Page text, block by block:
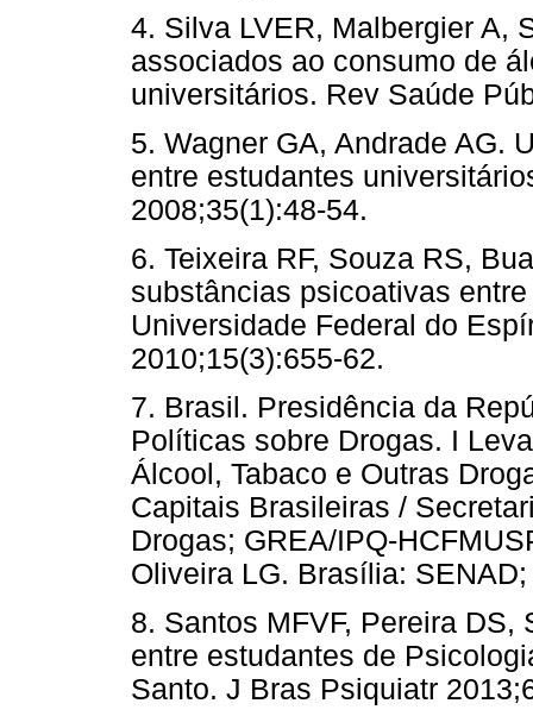
4. Silva LVER, Malbergier A,
associados ao consumo de
universitários. Rev Saúde
5. Wagner GA, Andrade AG.
entre estudantes
2008;35(1):48-54.
6. Teixeira RF, Souza RS,
substâncias psicoativas
Universidade Federal do
2010;15(3):655-62.
7. Brasil. Presidência da
Políticas sobre Drogas. I
Álcool, Tabaco e Outras
Capitais Brasileiras /
Drogas; GREA/IPQ-
Oliveira LG. Brasília:
8. Santos MFVF, Pereira
entre estudantes de
Santo. J Bras Psiquiatr